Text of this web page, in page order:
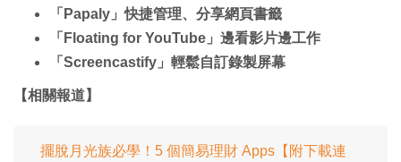
「Papaly」快捷管理、分享網頁書籤
「Floating for YouTube」邊看影片邊工作
「Screencastify」輕鬆自訂錄製屏幕
【相關報道】
擺脫月光族必學！5 個簡易理財 Apps【附下載連